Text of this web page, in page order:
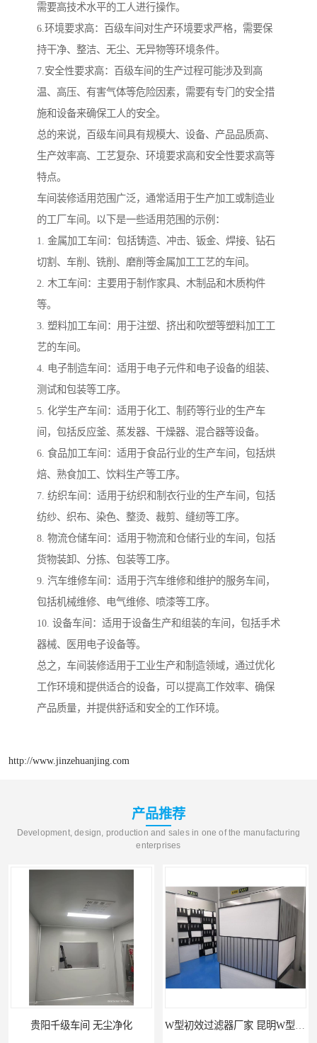
需要高技术水平的工人进行操作。
6.环境要求高：百级车间对生产环境要求严格，需要保
持干净、整洁、无尘、无异物等环境条件。
7.安全性要求高：百级车间的生产过程可能涉及到高
温、高压、有害气体等危险因素，需要有专门的安全措
施和设备来确保工人的安全。
总的来说，百级车间具有规模大、设备、产品品质高、
生产效率高、工艺复杂、环境要求高和安全性要求高等
特点。
车间装修适用范围广泛，通常适用于生产加工或制造业
的工厂车间。以下是一些适用范围的示例：
1. 金属加工车间：包括铸造、冲击、钣金、焊接、钻石
切割、车削、铣削、磨削等金属加工工艺的车间。
2. 木工车间：主要用于制作家具、木制品和木质构件
等。
3. 塑料加工车间：用于注塑、挤出和吹塑等塑料加工工
艺的车间。
4. 电子制造车间：适用于电子元件和电子设备的组装、
测试和包装等工序。
5. 化学生产车间：适用于化工、制药等行业的生产车
间，包括反应釜、蒸发器、干燥器、混合器等设备。
6. 食品加工车间：适用于食品行业的生产车间，包括烘
焙、熟食加工、饮料生产等工序。
7. 纺织车间：适用于纺织和制衣行业的生产车间，包括
纺纱、织布、染色、整烫、裁剪、缝纫等工序。
8. 物流仓储车间：适用于物流和仓储行业的车间，包括
货物装卸、分拣、包装等工序。
9. 汽车维修车间：适用于汽车维修和维护的服务车间，
包括机械维修、电气维修、喷漆等工序。
10. 设备车间：适用于设备生产和组装的车间，包括手术
器械、医用电子设备等。
总之，车间装修适用于工业生产和制造领域，通过优化
工作环境和提供适合的设备，可以提高工作效率、确保
产品质量，并提供舒适和安全的工作环境。
http://www.jinzehuanjing.com
产品推荐
Development, design, production and sales in one of the manufacturing
enterprises
贵阳千级车间 无尘净化